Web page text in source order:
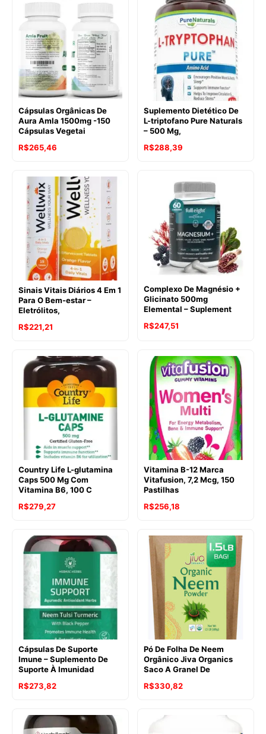
Cápsulas Orgânicas De
Aura Amla 1500mg -150
Cápsulas Vegetai
R$265,46
Suplemento Dietético De
L-triptofano Pure Naturals
– 500 Mg,
R$288,39
Sinais Vitais Diários 4 Em 1
Para O Bem-estar –
Eletrólitos,
R$221,21
Complexo De Magnésio +
Glicinato 500mg
Elemental – Suplement
R$247,51
Country Life L-glutamina
Caps 500 Mg Com
Vitamina B6, 100 C
R$279,27
Vitamina B-12 Marca
Vitafusion, 7,2 Mcg, 150
Pastilhas
R$256,18
Cápsulas De Suporte
Imune – Suplemento De
Suporte À Imunidad
R$273,82
Pó De Folha De Neem
Orgânico Jiva Organics
Saco A Granel De
R$330,82